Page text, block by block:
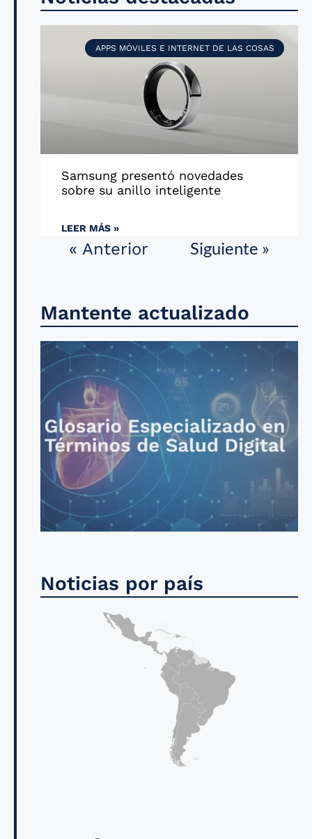
APPS MÓVILES E INTERNET DE LAS COSAS
Samsung presentó novedades
sobre su anillo inteligente
LEER MÁS »
« Anterior Siguiente »
Mantente actualizado
Noticias por país